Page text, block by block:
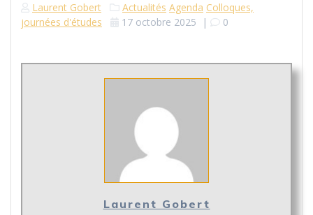
Laurent Gobert Actualités Agenda Colloques,
journées d'études
17 octobre 2025 | 0
Laurent Gobert